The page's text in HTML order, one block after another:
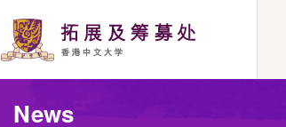
main
content
News